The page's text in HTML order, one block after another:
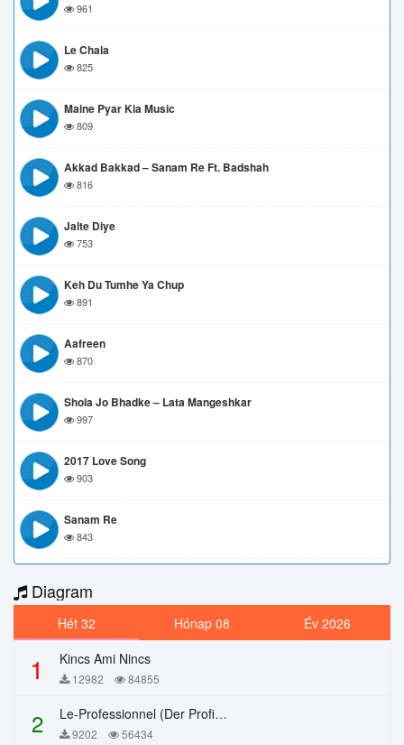
961
Le Chala
825
Maine Pyar Kia Music
809
Akkad Bakkad – Sanam Re Ft. Badshah
816
Jalte Diye
753
Keh Du Tumhe Ya Chup
891
Aafreen
870
Shola Jo Bhadke – Lata Mangeshkar
997
2017 Love Song
903
Sanam Re
843
Diagram
Hét 32 Hónap 08 Év 2026
1 Kincs Ami Nincs
12982 84855
2 Le-Professionnel (Der Profi) – Chi Mai
9202 56434